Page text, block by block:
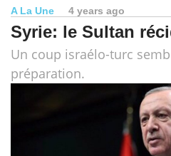
A La Une 4 years ago
Syrie: le Sultan
Un coup israélo-turc
préparation.